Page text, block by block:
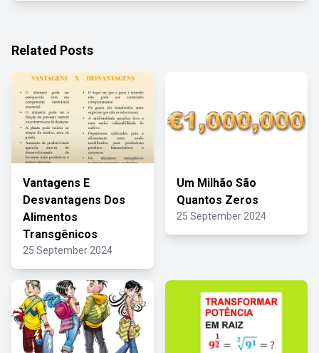
Related Posts
Vantagens E
Desvantagens Dos
Alimentos
Transgênicos
25 September 2024
Um Milhão São
Quantos Zeros
25 September 2024